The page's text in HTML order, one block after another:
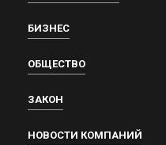
БИЗНЕС
ОБЩЕСТВО
ЗАКОН
НОВОСТИ КОМПАНИЙ